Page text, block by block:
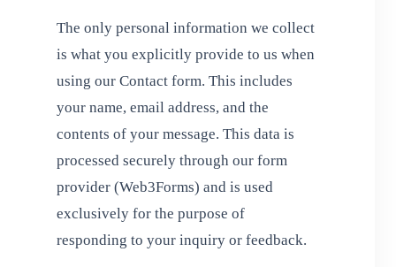
The only personal information we collect
is what you explicitly provide to us when
using our Contact form. This includes
your name, email address, and the
contents of your message. This data is
processed securely through our form
provider (Web3Forms) and is used
exclusively for the purpose of
responding to your inquiry or feedback.